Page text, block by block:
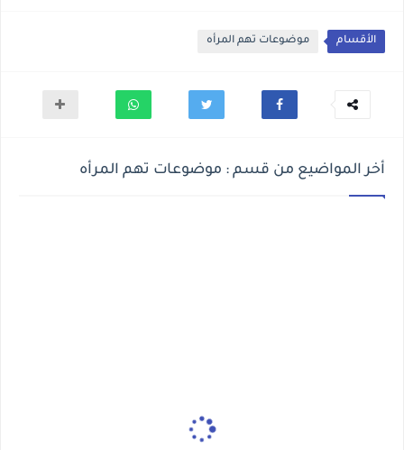
الأقسام موضوعات تهم المرأه
أخر المواضيع من قسم : موضوعات تهم المرأه